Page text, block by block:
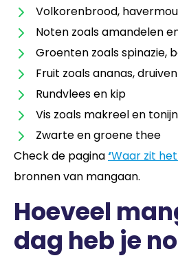
Volkorenbrood,
Noten zoals amandelen
Groenten zoals spinazie,
Fruit zoals ananas,
Rundvlees en kip
Vis zoals makreel en tonijn
Zwarte en groene thee
Check de pagina‘Waar zit het
bronnen van mangaan.
Hoeveel
dag heb je